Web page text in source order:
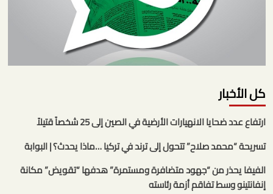
كل الأخبار
ارتفاع عدد ضحايا الانهيارات الأرضية في الصين إلى 25 شخصاً قتيلاً
تسريحة “محمد صلاح” تتحول إلى ترند في تركيا …ماذا يحدث؟ | البوابة
الفيفا يحذر من “جهود متضافرة ومستمرة” هدفها “تقويض” مكانة
إنفانتينو وسط تفاقم أزمة رئاسته